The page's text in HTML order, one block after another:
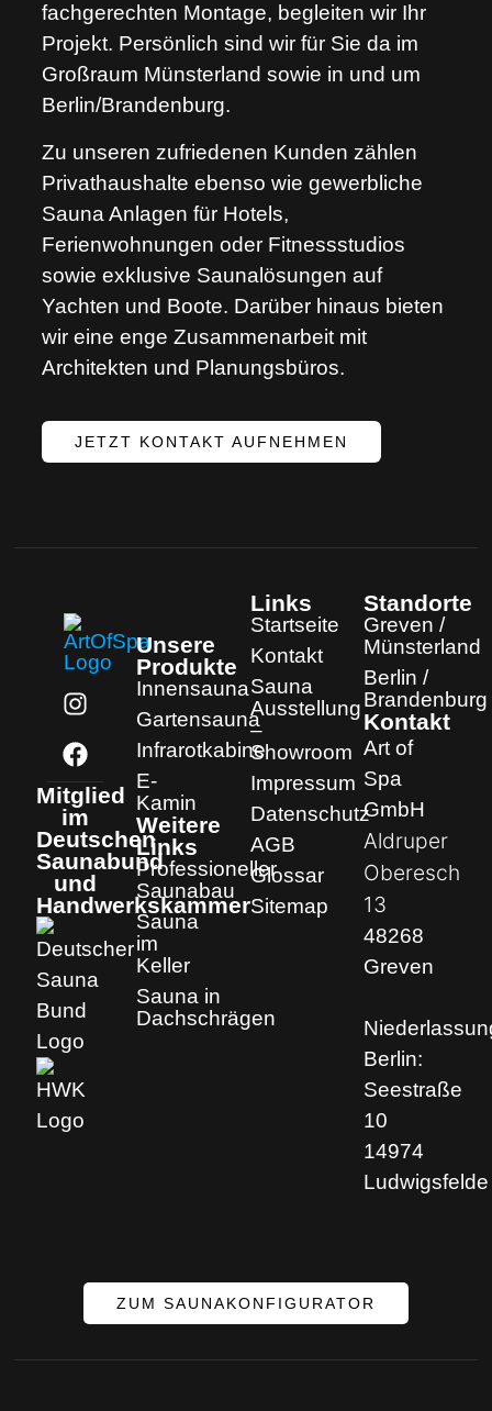
fachgerechten Montage, begleiten wir Ihr
Projekt. Persönlich sind wir für Sie da im
Großraum Münsterland sowie in und um
Berlin/Brandenburg.
Zu unseren zufriedenen Kunden zählen
Privathaushalte ebenso wie gewerbliche
Sauna Anlagen für Hotels,
Ferienwohnungen oder Fitnessstudios
sowie exklusive Saunalösungen auf
Yachten und Boote. Darüber hinaus bieten
wir eine enge Zusammenarbeit mit
Architekten und Planungsbüros.
JETZT KONTAKT AUFNEHMEN
Mitglied
im
Deutschen
Saunabund
und
Handwerkskammer
Unsere
Produkte
Innensauna
Gartensauna
Infrarotkabine
E-
Kamin
Weitere
Links
Professioneller
Saunabau
Sauna
im
Keller
Sauna in
Dachschrägen
Links
Startseite
Kontakt
Sauna
Ausstellung
–
Showroom
Impressum
Datenschutz
AGB
Glossar
Sitemap
Standorte
Greven /
Münsterland
Berlin /
Brandenburg
Kontakt
Art of
Spa
GmbH
Aldruper
Oberesch
13
48268
Greven
Berlin:
Seestraße
10
14974
Ludwigsfelde
ZUM SAUNAKONFIGURATOR